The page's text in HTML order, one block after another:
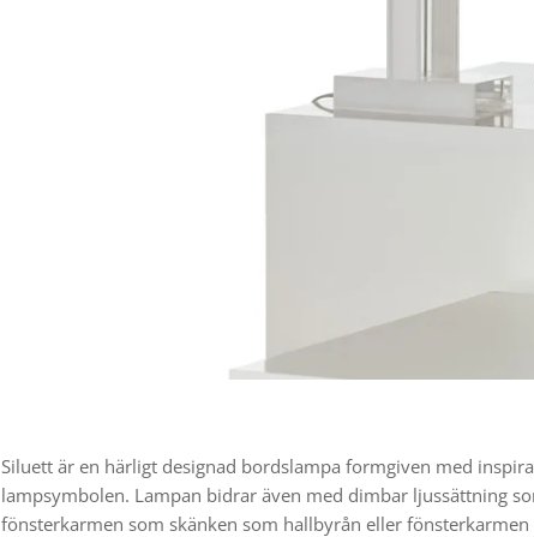
Siluett är en härligt designad bordslampa formgiven med
lampsymbolen. Lampan bidrar även med dimbar ljussättning
fönsterkarmen som skänken som hallbyrån eller